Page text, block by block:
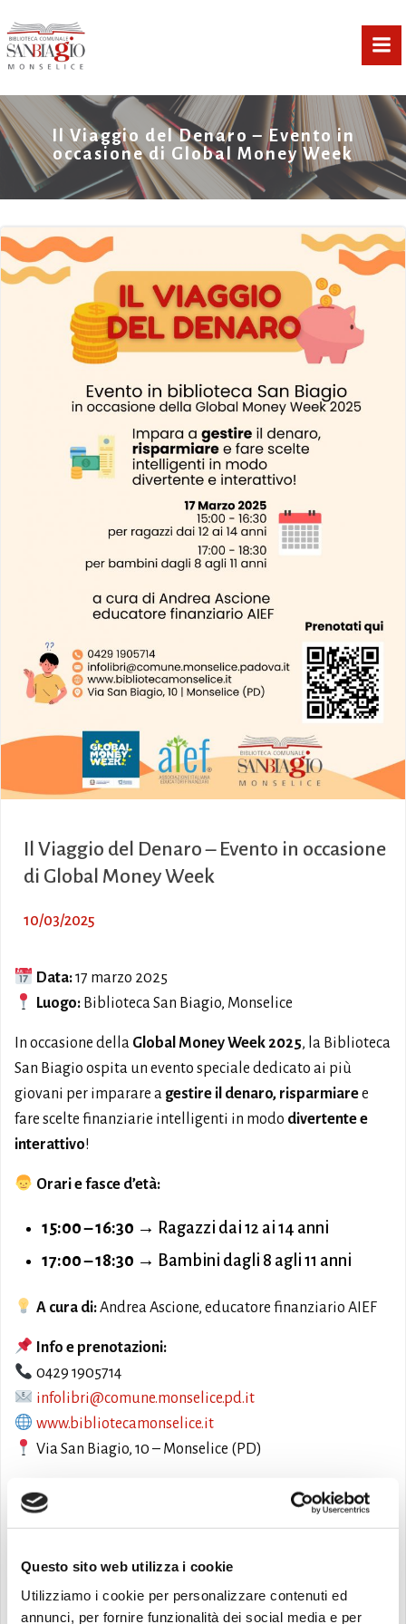
Questo sito web utilizza i cookie
Utilizziamo i cookie per personalizzare contenuti ed
annunci, per fornire funzionalità dei social media e per
Il Viaggio del Denaro – Evento in
occasione di Global Money Week
Il Viaggio del Denaro – Evento in occasione
di Global Money Week
10/03/2025
Data:17 marzo 2025
Luogo:Biblioteca San Biagio, Monselice
In occasione della Global Money Week 2025, la Biblioteca
San Biagio ospita un evento speciale dedicato ai più
giovani per imparare a gestire il denaro, risparmiaree
fare scelte finanziarie intelligenti in modo divertente e
interattivo!
Orari e fasce d’età:
15:00 – 16:30 → Ragazzi dai 12 ai 14 anni
17:00 – 18:30 → Bambini dagli 8 agli 11 anni
A cura di:Andrea Ascione, educatore finanziario AIEF
Info e prenotazioni:
0429 1905714
infolibri@comune.monselice.pd.it
www.bibliotecamonselice.it
Via San Biagio, 10 – Monselice (PD)
Prenota ora al link
https://forms.gle/H7r3QhNg26UujKGX9
e partecipa a
Avvisi Eventi Laboratorio